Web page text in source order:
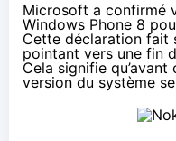
Microsoft a confirmé
Windows Phone 8
Cette déclaration fait
pointant vers une fin
Cela signifie
version du système